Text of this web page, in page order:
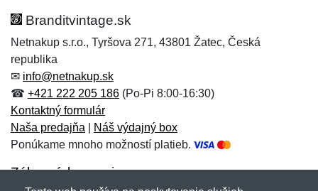
Branditvintage.sk
Netnakup s.r.o., Tyršova 271, 43801 Žatec, Česká
republika
✉ info@netnakup.sk
☎ +421 222 205 186 (Po-Pi 8:00-16:30)
Kontaktný formulár
Naša predajňa
Náš výdajný box
Ponúkame mnoho možností platieb.
Zákaznícky servis